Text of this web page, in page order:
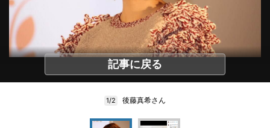
記事に戻る
1/2 後藤真希さん